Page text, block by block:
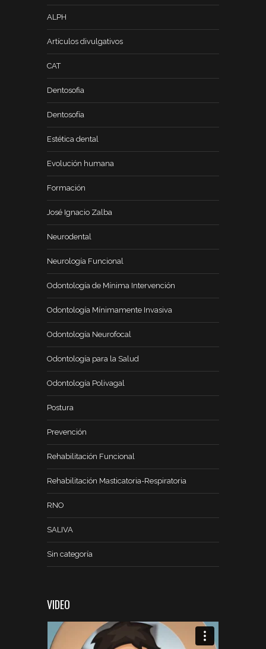
ALPH
Artículos divulgativos
CAT
Dentosofia
Dentosofía
Estética dental
Evolución humana
Formación
José Ignacio Zalba
Neurodental
Neurología Funcional
Odontología de Mínima Intervención
Odontología Mínimamente Invasiva
Odontología Neurofocal
Odontología para la Salud
Odontología Polivagal
Postura
Prevención
Rehabilitación Funcional
Rehabilitación Masticatoria-Respiratoria
RNO
SALIVA
Sin categoría
VIDEO